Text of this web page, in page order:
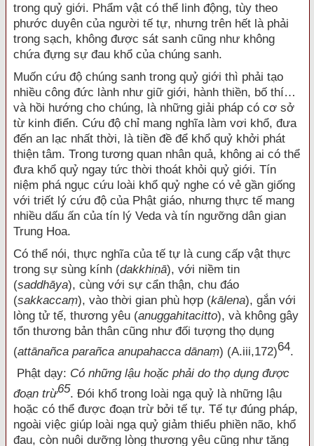
trong quỷ giới. Phẩm vật có thể linh động, tùy theo
phước duyên của người tế tự, nhưng trên hết là phải
trong sạch, không được sát sanh cũng như không
chứa đựng sự đau khổ của chúng sanh.
Muốn cứu độ chúng sanh trong quỷ giới thì phải tạo
nhiều công đức lành như giữ giới, hành thiền, bố thí…
và hồi hướng cho chúng, là những giải pháp có cơ sở
từ kinh điển. Cứu độ chỉ mang nghĩa làm vơi khổ, đưa
đến an lạc nhất thời, là tiền đề để khổ quỷ khởi phát
thiện tâm. Trong tương quan nhân quả, không ai có thể
đưa khổ quỷ ngay tức thời thoát khỏi quỷ giới. Tín
niệm phá ngục cứu loài khổ quỷ nghe có vẻ gần giống
với triết lý cứu độ của Phật giáo, nhưng thực tế mang
nhiều dấu ấn của tín lý Veda và tín ngưỡng dân gian
Trung Hoa.
Có thể nói, thực nghĩa của tế tự là cung cấp vật thực
trong sự sùng kính (dakkhiṇā), với niềm tin
(saddhāya), cùng với sự cẩn thận, chu đáo
(sakkaccaṃ), vào thời gian phù hợp (kālena), gắn với
lòng tử tế, thương yêu (anuggahitacitto), và không gây
tổn thương bản thân cũng như đối tượng thọ dụng
(attānañca parañca anupahacca dānaṃ) (A.iii,172)64.
Phật dạy: Có những lậu hoặc phải do thọ dụng được
đoạn trừ65. Đói khổ trong loài ngạ quỷ là những lậu
hoặc có thể được đoạn trừ bởi tế tự. Tế tự đúng pháp,
ngoài việc giúp loài ngạ quỷ giảm thiểu phiền não, khổ
đau, còn nuôi dưỡng lòng thương yêu cũng như tăng